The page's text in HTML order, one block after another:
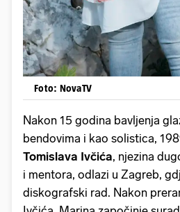
Foto: NovaTV
Nakon 15 godina bavljenja
bendovima i kao solistica,
Tomislava Ivčića, njezina
i mentora, odlazi u Zagreb,
diskografski rad. Nakon